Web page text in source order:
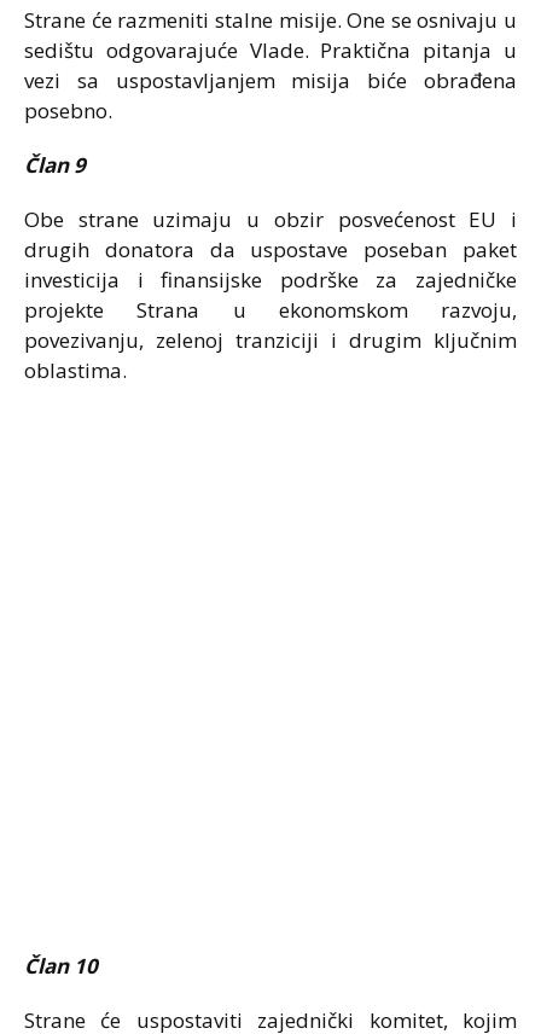
Strane će razmeniti stalne misije. One se osnivaju u
sedištu odgovarajuće Vlade. Praktična pitanja u
vezi sa uspostavljanjem misija biće obrađena
posebno.
Član 9
Obe strane uzimaju u obzir posvećenost EU i
drugih donatora da uspostave poseban paket
investicija i finansijske podrške za zajedničke
projekte Strana u ekonomskom razvoju,
povezivanju, zelenoj tranziciji i drugim ključnim
oblastima.
Član 10
Strane će uspostaviti zajednički komitet, kojim